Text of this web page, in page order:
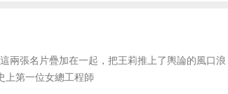
兩張名片疊加在一起，把王莉推上了輿論的風口浪
上第一位女總工程師